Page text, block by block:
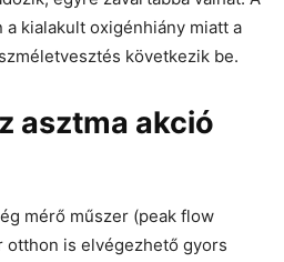
kialakult oxigénhiány miatt a
következik be.
asztma akció
mérő műszer (peak flow
otthon is elvégezhető gyors